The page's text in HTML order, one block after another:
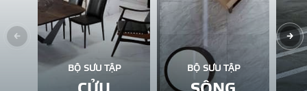
GẠCH ỐP LÁT
BỘ SƯU TẬP BỘ SƯU TẬP